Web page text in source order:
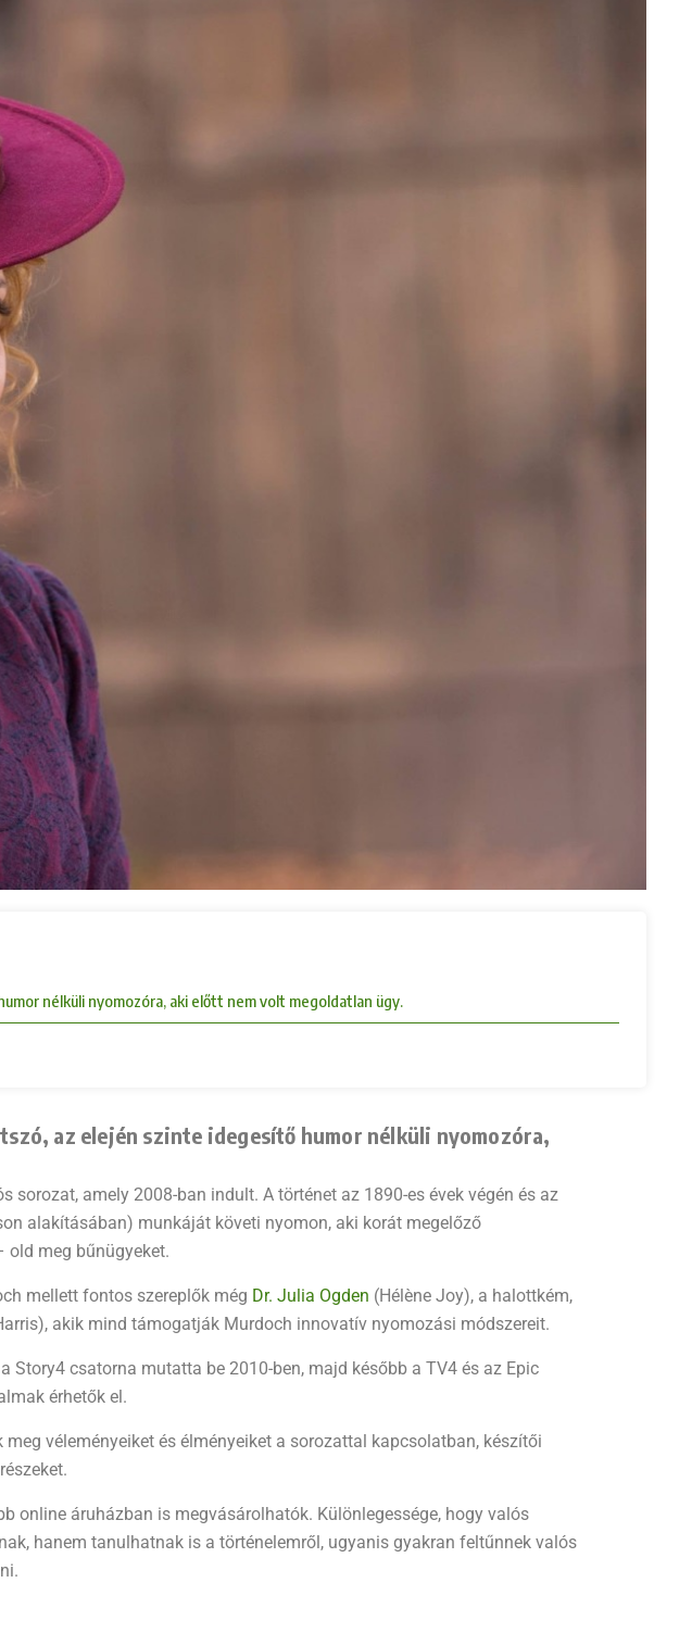
nélküli nyomozóra, aki előtt nem volt megoldatlan ügy.
az elején szinte idegesítő humor nélküli nyomozóra,
sorozat, amely 2008-ban indult. A történet az 1890-es évek végén és az
alakításában) munkáját követi nyomon, aki korát megelőző
old meg bűnügyeket.
mellett fontos szereplők még Dr. Julia Ogden (Hélène Joy), a halottkém,
akik mind támogatják Murdoch innovatív nyomozási módszereit.
csatorna mutatta be 2010-ben, majd később a TV4 és az Epic
érhetők el.
véleményeiket és élményeiket a sorozattal kapcsolatban, készítői
online áruházban is megvásárolhatók. Különlegessége, hogy valós
hanem tanulhatnak is a történelemről, ugyanis gyakran feltűnnek valós